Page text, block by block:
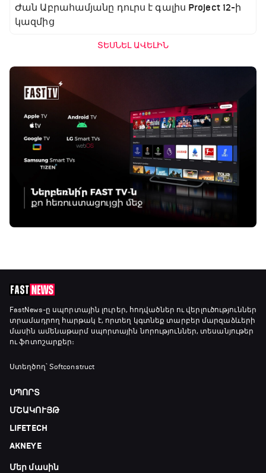
Ժան Աբրահամյանը դուրս է գալիս Project 12-ի
կազմից
ՏԵՍՆԵԼ ԱՎԵԼԻՆ
FastNews-ը սպորտային լուրեր, հոդվածներ ու վերլուծություններ
տրամադրող հարթակ է, որտեղ կգտնեք տարբեր մարզաձևերի
մասին ամենաթարմ սպորտային նորություններ, տեսանյութեր
ու ֆոտոշարքեր։
Ստեղծող՝ Softconstruct
ՍՊՈՐՏ
ՄՇԱԿՈՒՅԹ
LIFETECH
AKNEYE
Մեր մասին